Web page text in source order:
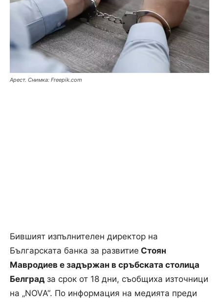
Арест. Снимка: Freepik.com
Бившият изпълнителен директор на
Българската банка за развитие Стоян
Мавродиев е задържан в сръбската столица
Белград за срок от 18 дни, съобщиха източници
на „NOVA“. По информация на медията преди